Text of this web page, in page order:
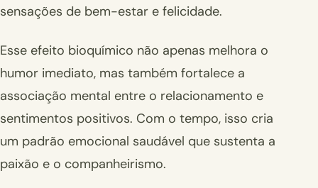
sensações de bem-estar e felicidade.
Esse efeito bioquímico não apenas melhora o
humor imediato, mas também fortalece a
associação mental entre o relacionamento e
sentimentos positivos. Com o tempo, isso cria
um padrão emocional saudável que sustenta a
paixão e o companheirismo.